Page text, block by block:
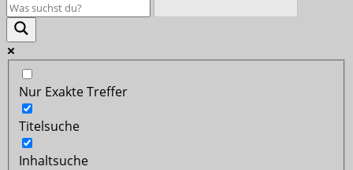
Nur Exakte Treffer
Titelsuche
Inhaltsuche